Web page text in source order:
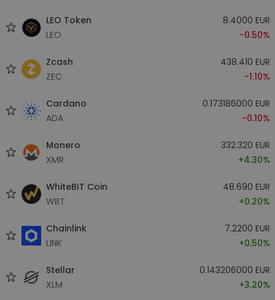
LEO Token
LEO
8.4000 EUR
-0.50%
Zcash
ZEC
438.410 EUR
-1.10%
Cardano
ADA
0.173186000 EUR
-0.10%
Monero
XMR
332.320 EUR
+4.30%
WhiteBIT Coin
WBT
48.690 EUR
+0.20%
Chainlink
LINK
7.2200 EUR
+0.50%
Stellar
XLM
0.143206000 EUR
+3.20%